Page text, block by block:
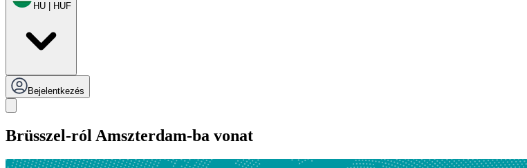
HU | HUF
Bejelentkezés
Brüsszel-ról Amszterdam-ba vonat